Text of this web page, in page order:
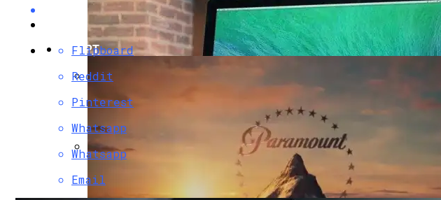
Кованые Ворота
Двухэтажный Дом: Подготовительный Этап Строительства,
СПОРТ
Flipboard
Reddit
Pinterest
Whatsapp
Whatsapp
Email